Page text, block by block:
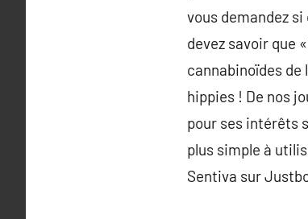
vous demandez
devez savoir que
cannabinoïdes de
hippies ! De nos
pour ses intérêts
plus simple à
Sentiva sur